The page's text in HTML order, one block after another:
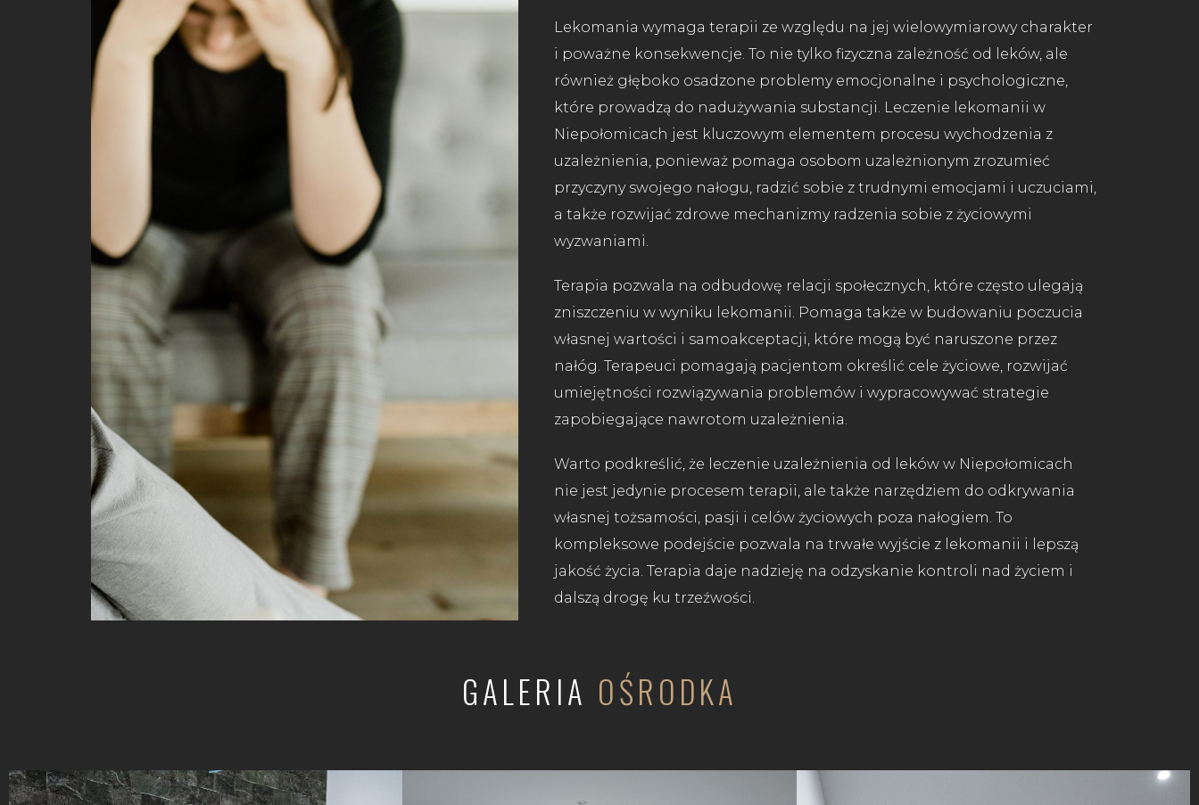
Lekomania wymaga terapii ze względu na jej wielowymiarowy charakter
i poważne konsekwencje. To nie tylko fizyczna zależność od leków, ale
również głęboko osadzone problemy emocjonalne i psychologiczne,
które prowadzą do nadużywania substancji. Leczenie lekomanii w
Niepołomicach jest kluczowym elementem procesu wychodzenia z
uzależnienia, ponieważ pomaga osobom uzależnionym zrozumieć
przyczyny swojego nałogu, radzić sobie z trudnymi emocjami i uczuciami,
a także rozwijać zdrowe mechanizmy radzenia sobie z życiowymi
wyzwaniami.
Terapia pozwala na odbudowę relacji społecznych, które często ulegają
zniszczeniu w wyniku lekomanii. Pomaga także w budowaniu poczucia
własnej wartości i samoakceptacji, które mogą być naruszone przez
nałóg. Terapeuci pomagają pacjentom określić cele życiowe, rozwijać
umiejętności rozwiązywania problemów i wypracowywać strategie
zapobiegające nawrotom uzależnienia.
Warto podkreślić, że leczenie uzależnienia od leków w Niepołomicach
nie jest jedynie procesem terapii, ale także narzędziem do odkrywania
własnej tożsamości, pasji i celów życiowych poza nałogiem. To
kompleksowe podejście pozwala na trwałe wyjście z lekomanii i lepszą
jakość życia. Terapia daje nadzieję na odzyskanie kontroli nad życiem i
dalszą drogę ku trzeźwości.
GALERIA OŚRODKA